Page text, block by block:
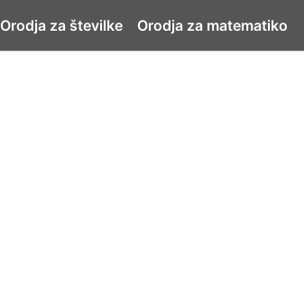
Orodja za številke Orodja za matematiko